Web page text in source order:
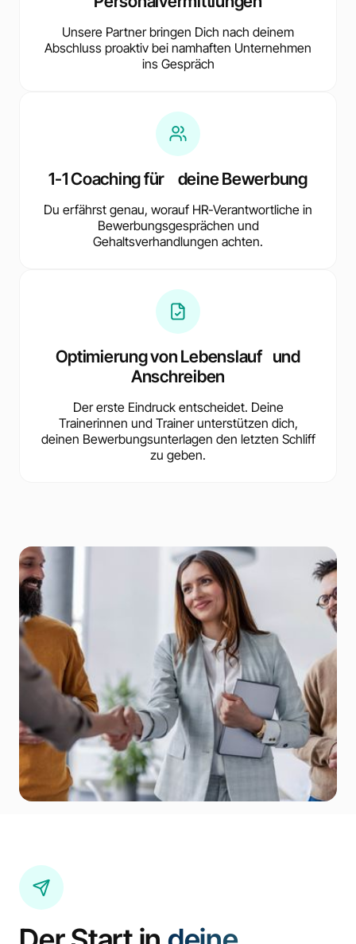
Unsere Partner bringen Dich nach deinem
Abschluss proaktiv bei namhaften Unternehmen
ins Gespräch
1-1 Coaching für deine Bewerbung
Du erfährst genau, worauf HR-Verantwortliche in
Bewerbungsgesprächen und
Gehaltsverhandlungen achten.
Optimierung von Lebenslauf und
Anschreiben
Der erste Eindruck entscheidet. Deine
Trainerinnen und Trainer unterstützen dich,
deinen Bewerbungsunterlagen den letzten Schliff
zu geben.